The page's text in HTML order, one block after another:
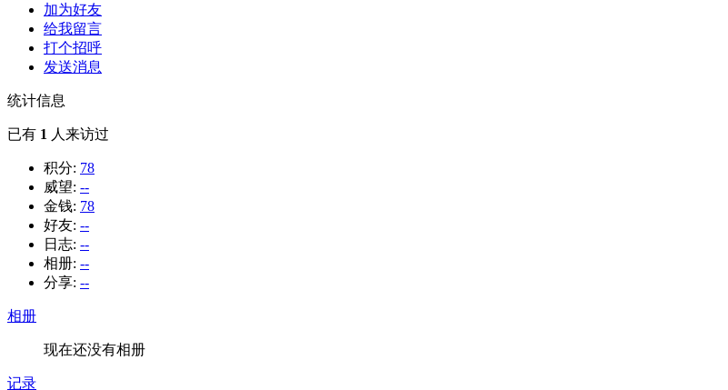
加为好友
给我留言
打个招呼
发送消息
统计信息
已有 1 人来访过
积分: 78
威望: --
金钱: 78
好友: --
日志: --
相册: --
分享: --
相册
现在还没有相册
记录